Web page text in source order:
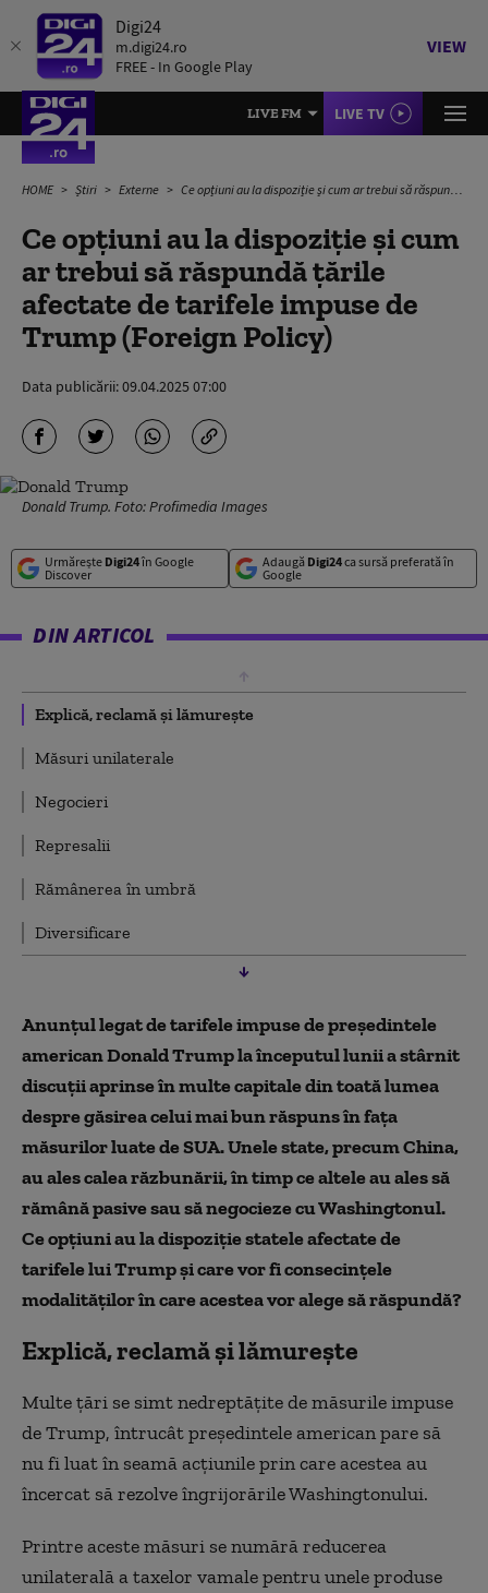
Digi24
m.digi24.ro
FREE - In Google Play
VIEW
LIVE FM LIVE TV
HOME Știri Externe Ce opțiuni au la dispoziție și cum ar trebui să răspundă țările afectate de tarifele impuse de Trump (Foreign Policy)
Ce opțiuni au la dispoziție și cum
ar trebui să răspundă țările
afectate de tarifele impuse de
Trump (Foreign Policy)
Data publicării:09.04.2025 07:00
Donald Trump. Foto: Profimedia Images
Urmărește Digi24în Google
Discover
Adaugă Digi24ca sursă preferată în
Google
DIN ARTICOL
Explică, reclamă și lămurește
Măsuri unilaterale
Negocieri
Represalii
Rămânerea în umbră
Diversificare
Anunțul legat de tarifele impuse de președintele
american Donald Trump la începutul lunii a stârnit
discuții aprinse în multe capitale din toată lumea
despre găsirea celui mai bun răspuns în fața
măsurilor luate de SUA. Unele state, precum China,
au ales calea răzbunării, în timp ce altele au ales să
rămână pasive sau să negocieze cu Washingtonul.
Ce opțiuni au la dispoziție statele afectate de
tarifele lui Trump și care vor fi consecințele
modalităților în care acestea vor alege să răspundă?
Explică, reclamă și lămurește
Multe țări se simt nedreptățite de măsurile impuse
de Trump, întrucât președintele american pare să
nu fi luat în seamă acțiunile prin care acestea au
încercat să rezolve îngrijorările Washingtonului.
Printre aceste măsuri se numără reducerea
unilaterală a taxelor vamale pentru unele produse